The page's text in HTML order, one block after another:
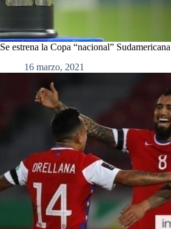
Se estrena la Copa “nacional” Sudamericana
16 marzo, 2021